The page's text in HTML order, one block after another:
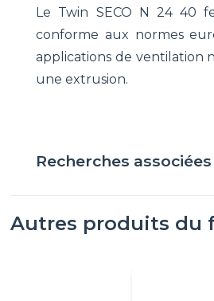
Le Twin SECO N 24 40
conforme aux normes
applications de ventilation
une extrusion.
Recherches associées
Autres produits du